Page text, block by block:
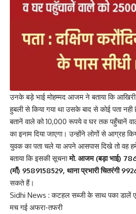
उनके बड़े भाई मोहम्मद आजम ने बताया कि
हुबली से किया गया था उसके बाद से कोई पता
बतानें वाले को 10,000 रूपये व घर तक पहुँचानें
का इनाम दिया जाएगा। उन्होंने लोगों से आग्रह
युवक का पता चले या अपने आसपास दिखे तो वह
बताया कि इसकी सूचनामो. आजम (बड़ा भाई)
(माँ) 9589158529, थाना प्रभारी चितरंगी
सकते हैं।
Sidhi News : कटहल सब्जी के साथ पका डालें
मच गई अफरा-तफरी